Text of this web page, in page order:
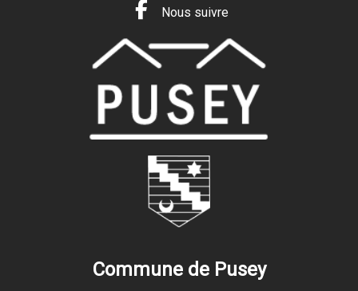
Nous suivre
Commune de Pusey